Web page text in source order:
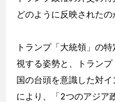
どのように反映されたの
トランプ「大統領」の
視する姿勢と、トラン
国の台頭を意識した対
により、「2つのアジア